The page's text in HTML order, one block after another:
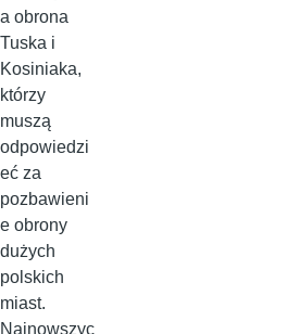
a obrona
Tuska i
Kosiniaka,
którzy
muszą
odpowiedzi
eć za
pozbawieni
e obrony
dużych
polskich
miast.
Najnowszyc